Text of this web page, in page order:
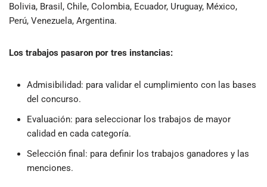
Bolivia, Brasil, Chile, Colombia, Ecuador, Uruguay, México,
Perú, Venezuela, Argentina.
Los trabajos pasaron por tres instancias:
Admisibilidad: para validar el cumplimiento con las bases
del concurso.
Evaluación: para seleccionar los trabajos de mayor
calidad en cada categoría.
Selección final: para definir los trabajos ganadores y las
menciones.